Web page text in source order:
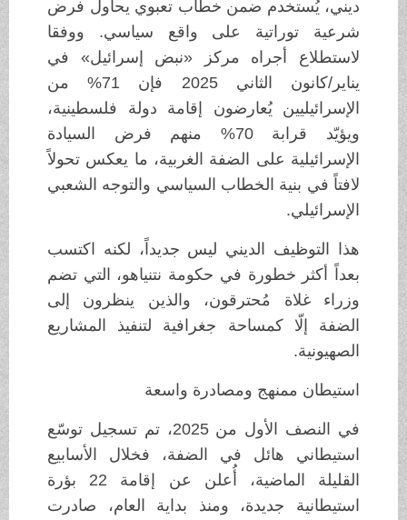
ديني، يُستخدم ضمن خطاب تعبوي يحاول فرض
شرعية توراتية على واقع سياسي. ووفقا
لاستطلاع أجراه مركز «نبض إسرائيل» في
يناير/كانون الثاني 2025 فإن 71% من
الإسرائيليين يُعارضون إقامة دولة فلسطينية،
ويؤيّد قرابة 70% منهم فرض السيادة
الإسرائيلية على الضفة الغربية، ما يعكس تحولاً
لافتاً في بنية الخطاب السياسي والتوجه الشعبي
الإسرائيلي.
هذا التوظيف الديني ليس جديداً، لكنه اكتسب
بعداً أكثر خطورة في حكومة نتنياهو، التي تضم
وزراء غلاة مُحترقون، والذين ينظرون إلى
الضفة إلّا كمساحة جغرافية لتنفيذ المشاريع
الصهيونية.
استيطان ممنهج ومصادرة واسعة
في النصف الأول من 2025، تم تسجيل توسّع
استيطاني هائل في الضفة، فخلال الأسابيع
القليلة الماضية، أُعلن عن إقامة 22 بؤرة
استيطانية جديدة، ومنذ بداية العام، صادرت